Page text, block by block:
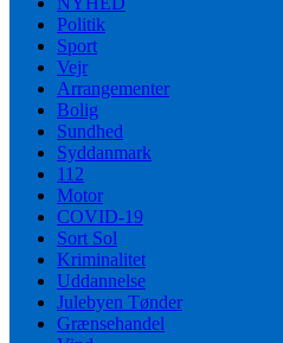
Politik
Sport
Vejr
Arrangementer
Bolig
Sundhed
Syddanmark
112
Motor
COVID-19
Sort Sol
Kriminalitet
Uddannelse
Julebyen Tønder
Grænsehandel